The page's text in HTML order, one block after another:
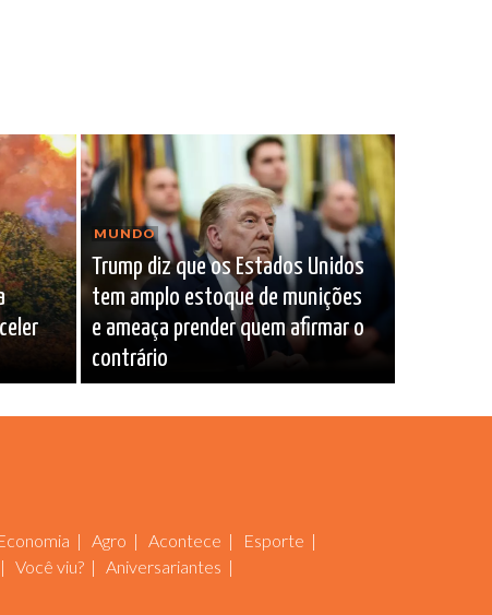
MUNDO
Trump diz que os Estados Unidos
tem amplo estoque de munições
e ameaça prender quem afirmar o
contrário
Agro Acontece
Esporte
Você viu?
Aniversariantes